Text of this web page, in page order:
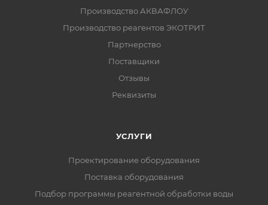
Производство АКВАФЛОУ
Производство реагентов ЭКОТРИТ
Партнерство
Поставщики
Отзывы
Реквизиты
УСЛУГИ
Проектирование оборудования
Поставка оборудования
Подбор программы реагентной обработки воды